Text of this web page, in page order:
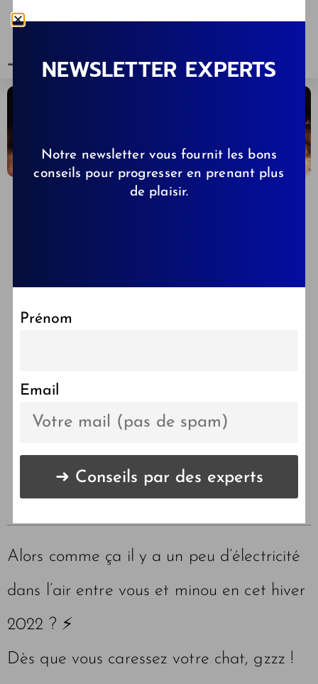
LES POINTS CLÉS DE
L'ARTICLE 🔑
Alors comme ça il y a un peu d’électricité
dans l’air entre vous et minou en cet hiver
2022 ? ⚡️
Dès que vous caressez votre chat, gzzz !
NEWSLETTER EXPERTS
Notre newsletter vous fournit les bons
conseils pour progresser en prenant plus
de plaisir.
Prénom
Email